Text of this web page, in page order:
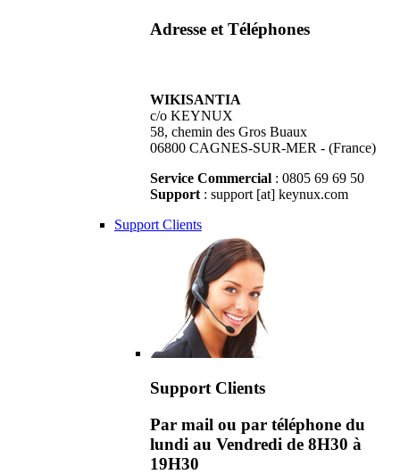
Adresse et Téléphones
WIKISANTIA
c/o KEYNUX
58, chemin des Gros Buaux
06800 CAGNES-SUR-MER - (France)
Service Commercial : 0805 69 69 50
Support : support [at] keynux.com
Support Clients
Support Clients
Par mail ou par téléphone du
lundi au Vendredi de 8H30 à
19H30